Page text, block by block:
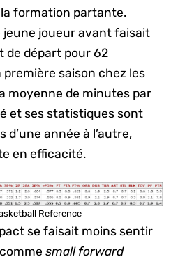
formation partante.
joueur avant faisait
de départ pour 62
saison chez les
moyenne de minutes par
et ses statistiques sont
année à l’autre,
en efficacité.
Reference
se faisait moins sentir
small forward